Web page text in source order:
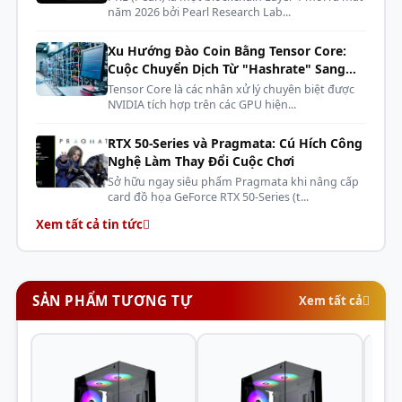
3. Tản nhiệt và Luồng khí
MIK G8 NOVA M được thiết kế với luồng khí thông
minh, giúp giải quyết bài toán tản nhiệt trong thiết kế
tại các vị trí sau:
Phía dưới:2 quạt 120mm (Thường là quạt hút khí mát
Phía hông:2 quạt 120mm (Làm mát trực tiếp
mainboard và linh kiện).
Fan/Radiator
Trước:2 x 120mm hoặc 2 x 140mm
Trên:2 x 120mm
Sau:1 x 120mm
Chiều cao
tản nhiệt
CPU (Tối đa)
160 mm
Chiều dài
VGA (Tối đa)
Khe cắm mở
rộng
4 Slots
Tối ưu luồng khí, Nút nguồn và
cổng kết nối ở mặt trên
năm 2026 bởi Pearl Research Lab...
Xu Hướng Đào Coin Bằng Tensor Core:
Cuộc Chuyển Dịch Từ "Hashrate" Sang
"AI Compute"
Tensor Core là các nhân xử lý chuyên biệt được
NVIDIA tích hợp trên các GPU hiện...
RTX 50-Series và Pragmata: Cú Hích Công
Nghệ Làm Thay Đổi Cuộc Chơi
Sở hữu ngay siêu phẩm Pragmata khi nâng cấp
card đồ họa GeForce RTX 50-Series (t...
Xem tất cả tin tức
SẢN PHẨM TƯƠNG TỰ Xem tất cả